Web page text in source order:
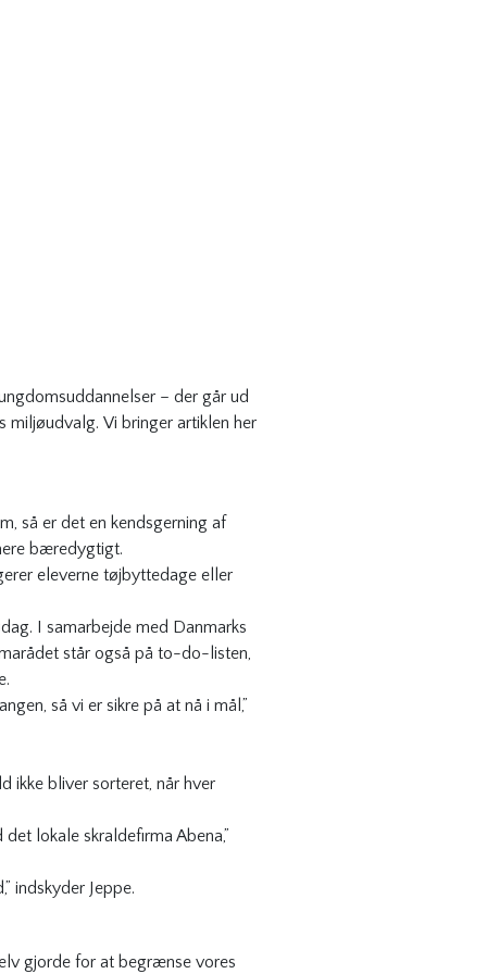
– der går ud
Vi bringer artiklen her
så er det en kendsgerning af
bæredygtigt.
eleverne tøjbyttedage eller
I samarbejde med Danmarks
står også på to-do-listen,
så vi er sikre på at nå i mål,”
ikke bliver sorteret, når hver
lokale skraldefirma Abena,”
indskyder Jeppe.
gjorde for at begrænse vores